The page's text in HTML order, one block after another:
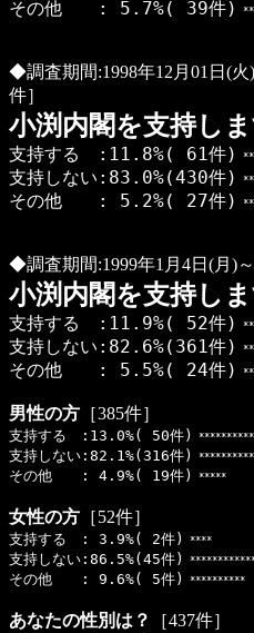
その他 : 5.7%( 39件)
◆調査期間:1998年12月01日(
件］
小渕内閣を支持し
支持する :11.8%( 61件)
支持しない:83.0%(430件)
その他 : 5.2%( 27件)
◆調査期間:1999年1月4日(月)
小渕内閣を支持し
支持する :11.9%( 52件)
支持しない:82.6%(361件)
その他 : 5.5%( 24件)
男性の方 ［385件］
支持する :13.0%( 50件)
支持しない:82.1%(316件)
その他 : 4.9%( 19件) *****
女性の方 ［52件］
支持する : 3.9%( 2件) ****
支持しない:86.5%(45件)
その他 : 9.6%( 5件) **********
あなたの性別は？ ［437件］